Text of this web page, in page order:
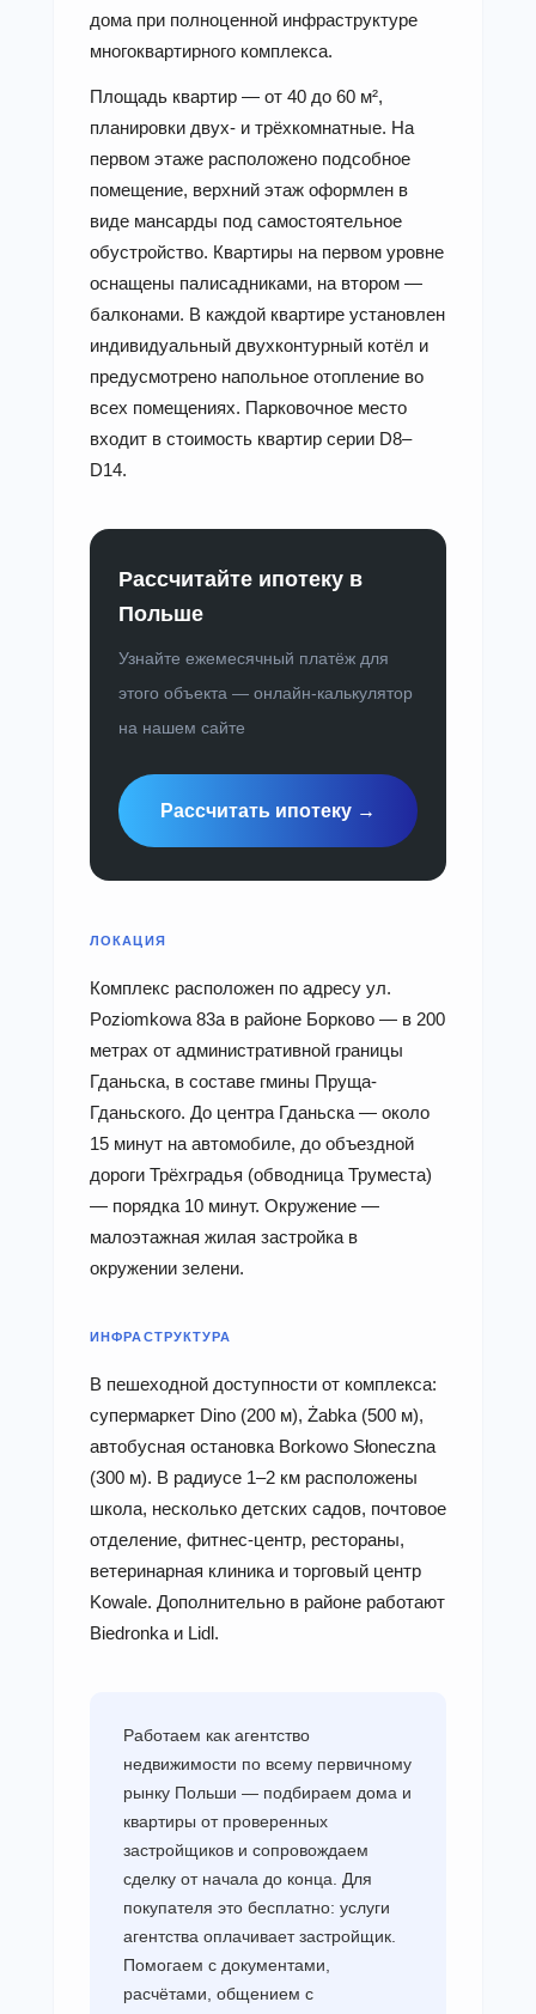
дома при полноценной инфраструктуре
многоквартирного комплекса.
Площадь квартир — от 40 до 60 м²,
планировки двух- и трёхкомнатные. На
первом этаже расположено подсобное
помещение, верхний этаж оформлен в
виде мансарды под самостоятельное
обустройство. Квартиры на первом уровне
оснащены палисадниками, на втором —
балконами. В каждой квартире установлен
индивидуальный двухконтурный котёл и
предусмотрено напольное отопление во
всех помещениях. Парковочное место
входит в стоимость квартир серии D8–
D14.
Рассчитайте ипотеку в
Польше
Узнайте ежемесячный платёж для
этого объекта — онлайн-калькулятор
на нашем сайте
Рассчитать ипотеку →
ЛОКАЦИЯ
Комплекс расположен по адресу ул.
Poziomkowa 83a в районе Борково — в 200
метрах от административной границы
Гданьска, в составе гмины Пруща-
Гданьского. До центра Гданьска — около
15 минут на автомобиле, до объездной
дороги Трёхградья (обводница Труместа)
— порядка 10 минут. Окружение —
малоэтажная жилая застройка в
окружении зелени.
ИНФРАСТРУКТУРА
В пешеходной доступности от комплекса:
супермаркет Dino (200 м), Żabka (500 м),
автобусная остановка Borkowo Słoneczna
(300 м). В радиусе 1–2 км расположены
школа, несколько детских садов, почтовое
отделение, фитнес-центр, рестораны,
ветеринарная клиника и торговый центр
Kowale. Дополнительно в районе работают
Biedronka и Lidl.
Работаем как агентство
недвижимости по всему первичному
рынку Польши — подбираем дома и
квартиры от проверенных
застройщиков и сопровождаем
сделку от начала до конца. Для
покупателя это бесплатно: услуги
агентства оплачивает застройщик.
Помогаем с документами,
расчётами, общением с